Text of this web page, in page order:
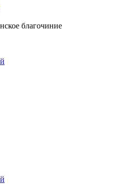
благочиние